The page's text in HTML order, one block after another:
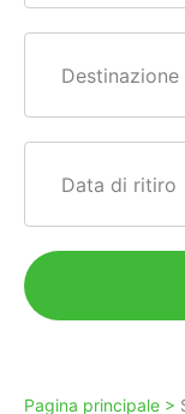
Data di ritiro
Pagina principale >